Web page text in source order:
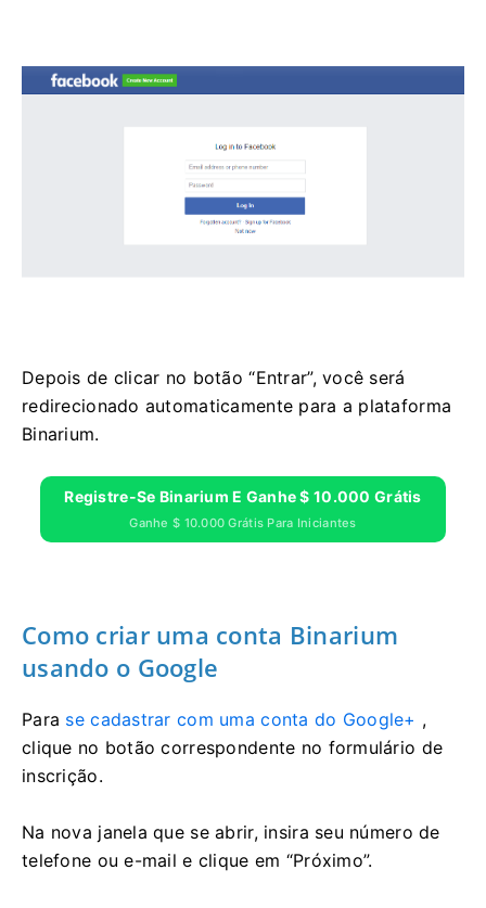
Depois de clicar no botão “Entrar”, você será
redirecionado automaticamente para a plataforma
Binarium.
Registre-Se Binarium E Ganhe $ 10.000 Grátis
Ganhe $ 10.000 Grátis Para Iniciantes
Como criar uma conta Binarium
usando o Google
Para se cadastrar com uma conta do Google+ ,
clique no botão correspondente no formulário de
inscrição.
Na nova janela que se abrir, insira seu número de
telefone ou e-mail e clique em “Próximo”.